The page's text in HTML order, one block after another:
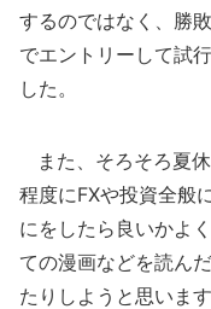
するのではなく、勝
でエントリーして試
した。
また、そろそろ夏
程度にFXや投資全般
にをしたら良いかよ
ての漫画などを読ん
たりしようと思います